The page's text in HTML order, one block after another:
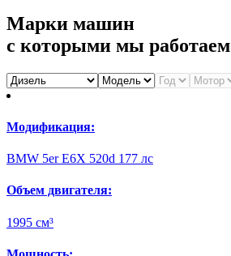
Марки машин
с которыми мы работаем
Модификация:
BMW 5er E6X 520d 177 лс
Объем двигателя:
1995 см³